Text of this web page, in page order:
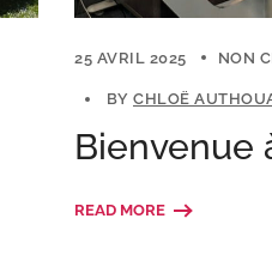
25 AVRIL 2025 NON
BY CHLOË
Bienvenue
READ MORE